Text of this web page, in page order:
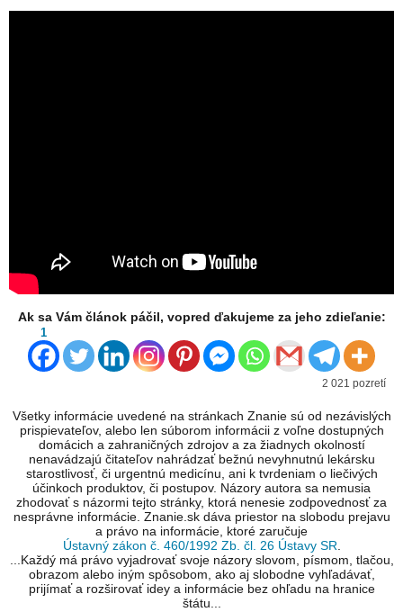
Ak sa Vám článok páčil, vopred ďakujeme za jeho zdieľanie:
1
2 021 pozretí
Všetky informácie uvedené na stránkach Znanie sú od nezávislých
prispievateľov, alebo len súborom informácii z voľne dostupných
domácich a zahraničných zdrojov a za žiadnych okolností
nenavádzajú čitateľov nahrádzať bežnú nevyhnutnú lekársku
starostlivosť, či urgentnú medicínu, ani k tvrdeniam o liečivých
účinkoch produktov, či postupov. Názory autora sa nemusia
zhodovať s názormi tejto stránky, ktorá nenesie zodpovednosť za
nesprávne informácie. Znanie.sk dáva priestor na slobodu prejavu
a právo na informácie, ktoré zaručuje
Ústavný zákon č. 460/1992 Zb. čl. 26 Ústavy SR
...Každý má právo vyjadrovať svoje názory slovom, písmom, tlačou,
obrazom alebo iným spôsobom, ako aj slobodne vyhľadávať,
prijímať a rozširovať idey a informácie bez ohľadu na hranice
štátu...